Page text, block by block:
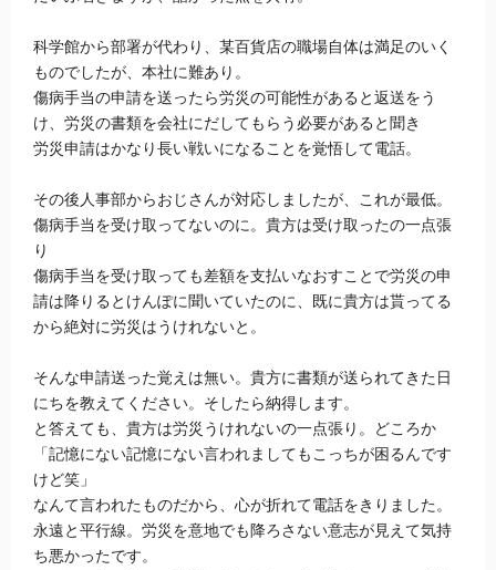
科学館から部署が代わり、某百貨店の職場自体は満足のいく
ものでしたが、本社に難あり。
傷病手当の申請を送ったら労災の可能性があると返送をう
け、労災の書類を会社にだしてもらう必要があると聞き
労災申請はかなり長い戦いになることを覚悟して電話。
その後人事部からおじさんが対応しましたが、これが最低。
傷病手当を受け取ってないのに。貴方は受け取ったの一点張
り
傷病手当を受け取っても差額を支払いなおすことで労災の申
請は降りるとけんぽに聞いていたのに、既に貴方は貰ってる
から絶対に労災はうけれないと。
そんな申請送った覚えは無い。貴方に書類が送られてきた日
にちを教えてください。そしたら納得します。
と答えても、貴方は労災うけれないの一点張り。どころか
「記憶にない記憶にない言われましてもこっちが困るんです
けど笑」
なんて言われたものだから、心が折れて電話をきりました。
永遠と平行線。労災を意地でも降ろさない意志が見えて気持
ち悪かったです。